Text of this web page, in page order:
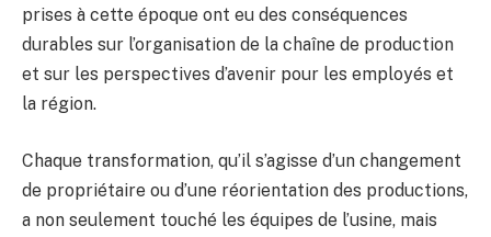
prises à cette époque ont eu des conséquences
durables sur l’organisation de la chaîne de production
et sur les perspectives d’avenir pour les employés et
la région.
Chaque transformation, qu’il s’agisse d’un changement
de propriétaire ou d’une réorientation des productions,
a non seulement touché les équipes de l’usine, mais